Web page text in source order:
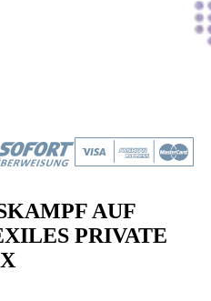
AUF
PRIVATE